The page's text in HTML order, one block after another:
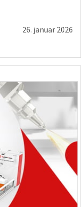
v CNC krmilnem
26. januar 2026